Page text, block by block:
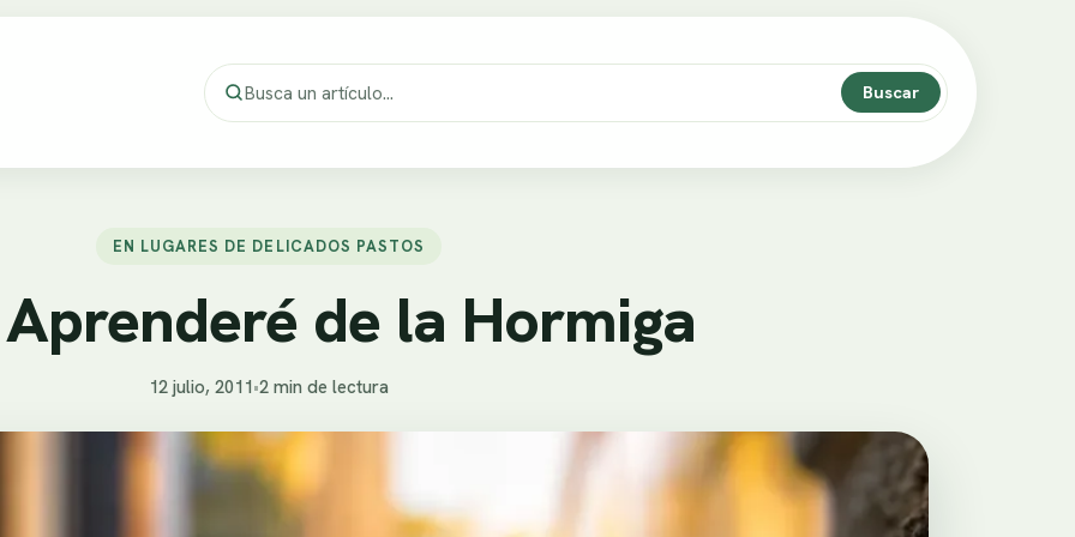
Buscar
EN LUGARES DE DELICADOS PASTOS
de la Hormiga
12 julio, 2011•2 min de lectura